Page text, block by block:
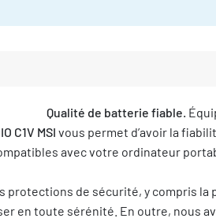
Qualité de batterie fiable.
C1V MSI vous permet d’avoir la
avec votre ordinateur
protections de sécurité, y compris
en toute sérénité. En outre, nous